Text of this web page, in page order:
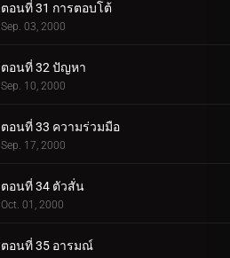
ตอนที่ 31 การตอบโต้
Sep. 03, 2000
ตอนที่ 32 ปัญหา
Sep. 10, 2000
ตอนที่ 33 ความร่วมมือ
Sep. 17, 2000
ตอนที่ 34 ตัวสั่น
Oct. 01, 2000
ตอนที่ 35 อารมณ์